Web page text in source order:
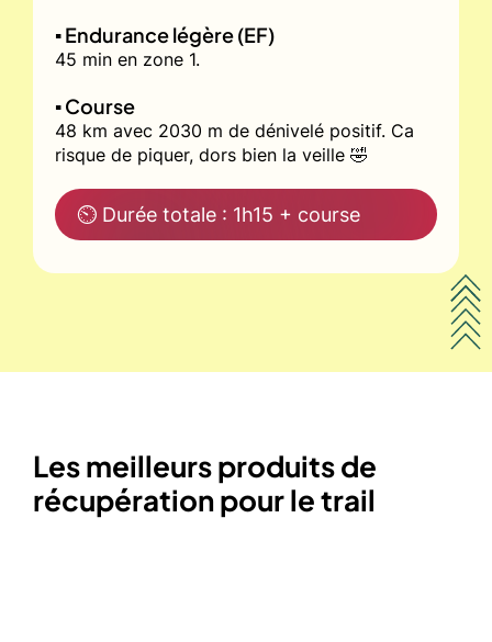
▪️ Endurance légère (EF)
45 min en zone 1.
▪️ Course
48 km avec 2030 m de dénivelé positif. Ca
risque de piquer, dors bien la veille 🤣
⏲ Durée totale : 1h15 + course
Les meilleurs produits de
récupération pour le trail